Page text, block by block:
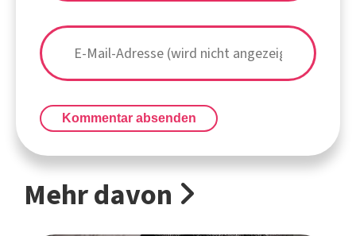
Kommentar absenden
Mehr davon